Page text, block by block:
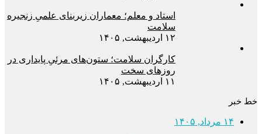
استاد و معلم؛ معماران زیربنای علمیِ زنجیره
سلامت
۱۲ اردیبهشت, ۱۴۰۵
کارگران سلامت؛ ستون‌های مرئیِ پایداری در
روزهای سخت
۱۱ اردیبهشت, ۱۴۰۵
خط خبر
۱۴ مرداد, ۱۴۰۵